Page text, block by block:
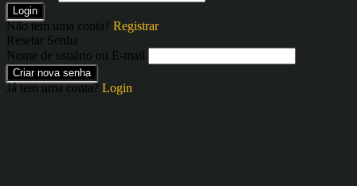
Login
Não tem uma conta? Registrar
Resetar Senha
Nome de usuário ou E-mail
Criar nova senha
Já tem uma conta? Login